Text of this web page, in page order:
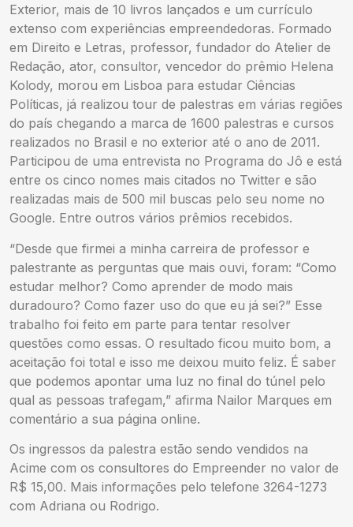
Exterior, mais de 10 livros lançados e um currículo
extenso com experiências empreendedoras. Formado
em Direito e Letras, professor, fundador do Atelier de
Redação, ator, consultor, vencedor do prêmio Helena
Kolody, morou em Lisboa para estudar Ciências
Políticas, já realizou tour de palestras em várias regiões
do país chegando a marca de 1600 palestras e cursos
realizados no Brasil e no exterior até o ano de 2011.
Participou de uma entrevista no Programa do Jô e está
entre os cinco nomes mais citados no Twitter e são
realizadas mais de 500 mil buscas pelo seu nome no
Google. Entre outros vários prêmios recebidos.
“Desde que firmei a minha carreira de professor e
palestrante as perguntas que mais ouvi, foram: “Como
estudar melhor? Como aprender de modo mais
duradouro? Como fazer uso do que eu já sei?” Esse
trabalho foi feito em parte para tentar resolver
questões como essas. O resultado ficou muito bom, a
aceitação foi total e isso me deixou muito feliz. É saber
que podemos apontar uma luz no final do túnel pelo
qual as pessoas trafegam,” afirma Nailor Marques em
comentário a sua página online.
Os ingressos da palestra estão sendo vendidos na
Acime com os consultores do Empreender no valor de
R$ 15,00. Mais informações pelo telefone 3264-1273
com Adriana ou Rodrigo.